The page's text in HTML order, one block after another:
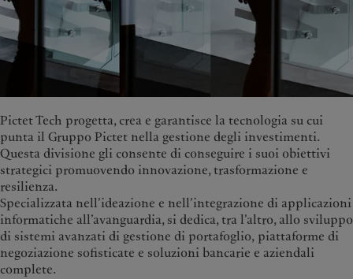
Pictet Tech progetta, crea e garantisce la tecnologia su cui
punta il Gruppo Pictet nella gestione degli investimenti.
Questa divisione gli consente di conseguire i suoi obiettivi
strategici promuovendo innovazione, trasformazione e
resilienza.
Specializzata nell’ideazione e nell’integrazione di applicazioni
informatiche all’avanguardia, si dedica, tra l’altro, allo sviluppo
di sistemi avanzati di gestione di portafoglio, piattaforme di
negoziazione sofisticate e soluzioni bancarie e aziendali
complete.